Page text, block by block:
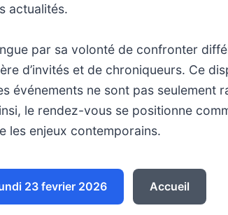
actualités.
par sa volonté de confronter
d’invités et de chroniqueurs. Ce
événements ne sont pas seulement
le rendez-vous se positionne
les enjeux contemporains.
23 fevrier 2026 Accueil